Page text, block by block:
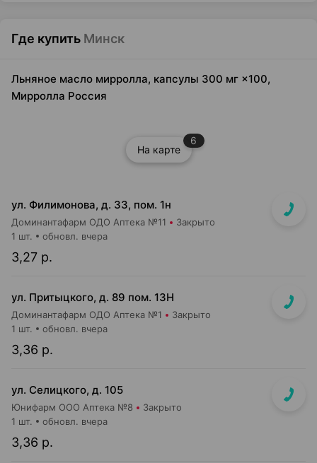
Где купить Минск
Льняное масло мирролла, капсулы 300 мг ×100,
Мирролла Россия
На карте
6
ул. Филимонова, д. 33, пом. 1н
Доминантафарм ОДО Аптека №11 Закрыто
3,27 р.
1 шт. обновл. вчера
ул. Притыцкого, д. 89 пом. 13Н
Доминантафарм ОДО Аптека №1 Закрыто
3,36 р.
1 шт. обновл. вчера
ул. Селицкого, д. 105
Юнифарм ООО Аптека №8 Закрыто
3,36 р.
1 шт. обновл. вчера